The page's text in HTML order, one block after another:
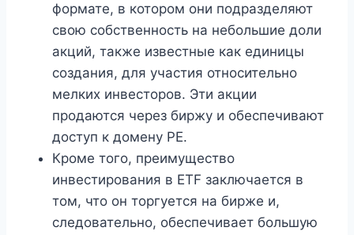
формате, в котором они подразделяют
свою собственность на небольшие доли
акций, также известные как единицы
создания, для участия относительно
мелких инвесторов. Эти акции
продаются через биржу и обеспечивают
доступ к домену PE.
Кроме того, преимущество
инвестирования в ETF заключается в
том, что он торгуется на бирже и,
следовательно, обеспечивает большую